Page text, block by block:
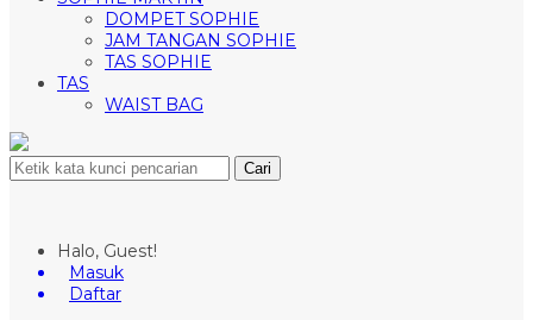
DOMPET SOPHIE
JAM TANGAN SOPHIE
TAS SOPHIE
TAS
WAIST BAG
Cari
Halo, Guest!
Masuk
Daftar